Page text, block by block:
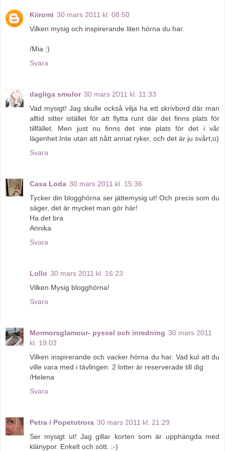
Kiiromi 30 mars 2011 kl. 08:50
Vilken mysig och inspirerande liten hörna du har.
/Mia :)
Svara
dagliga smulor 30 mars 2011 kl. 11:33
Vad mysigt! Jag skulle också vilja ha ett skrivbord där man
alltid sitter istället för att flytta runt där det finns plats för
tillfället. Men just nu finns det inte plats för det i vår
lägenhet.Inte utan att nått annat ryker, och det är ju svårt;o)
Svara
Casa Loda 30 mars 2011 kl. 15:36
Tycker din blogghörna ser jättemysig ut! Och precis som du
säger, det är mycket man gör här!
Ha det bra
Annika
Svara
Lollo 30 mars 2011 kl. 16:23
Vilken Mysig blogghörna!
Svara
Mormorsglamour- pyssel och inredning 30 mars 2011
kl. 19:03
Vilken inspirerande och vacker hörna du har. Vad kul att du
ville vara med i tävlingen. 2 lotter är reserverade till dig
/Helena
Svara
Petra / Popetotrora 30 mars 2011 kl. 21:29
Ser mysigt ut! Jag gillar korten som är upphängda med
klänypor. Enkelt och sött. :-)